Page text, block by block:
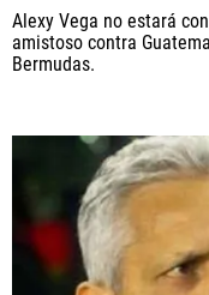
Alexy Vega no estará
amistoso contra
Bermudas.